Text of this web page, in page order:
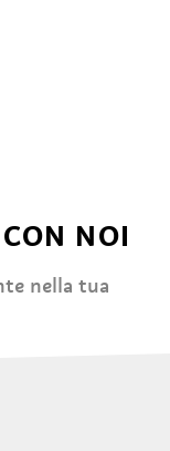
NOI
nella tua